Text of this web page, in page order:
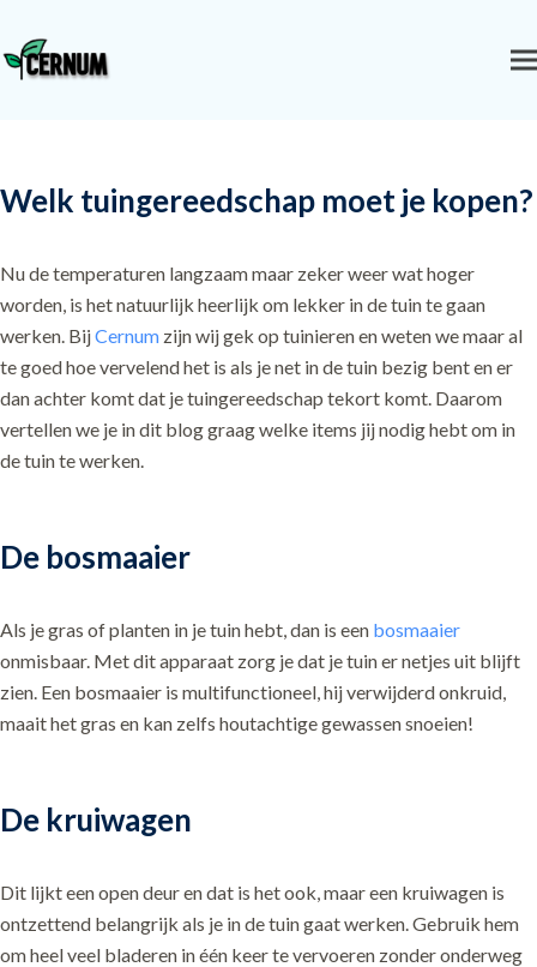
Welk tuingereedschap moet je kopen?
Nu de temperaturen langzaam maar zeker weer wat hoger
worden, is het natuurlijk heerlijk om lekker in de tuin te gaan
werken. BijCernum zijn wij gek op tuinieren en weten we maar al
te goed hoe vervelend het is als je net in de tuin bezig bent en er
dan achter komt dat je tuingereedschap tekort komt. Daarom
vertellen we je in dit blog graag welke items jij nodig hebt om in
de tuin te werken.
De bosmaaier
Als je gras of planten in je tuin hebt, dan is een bosmaaier
onmisbaar. Met dit apparaat zorg je dat je tuin er netjes uit blijft
zien. Een bosmaaier is multifunctioneel, hij verwijderd onkruid,
maait het gras en kan zelfs houtachtige gewassen snoeien!
De kruiwagen
Dit lijkt een open deur en dat is het ook, maar een kruiwagen is
ontzettend belangrijk als je in de tuin gaat werken. Gebruik hem
om heel veel bladeren in één keer te vervoeren zonder onderweg